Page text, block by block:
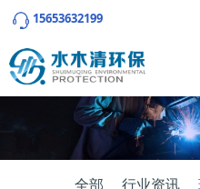
15653632199
全部 行业资讯